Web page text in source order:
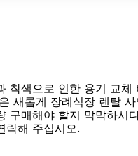
착색으로 인한 용기 교체
새롭게 장례식장 렌탈
구매해야 할지 막막하시
락해 주십시오.